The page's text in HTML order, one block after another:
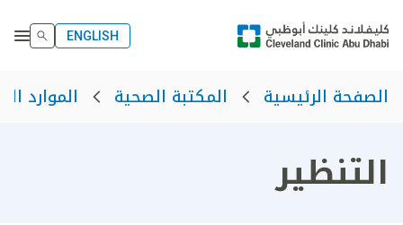
ENGLISH
الصفحة الرئيسية المكتبة الصحية الموارد
التنظير